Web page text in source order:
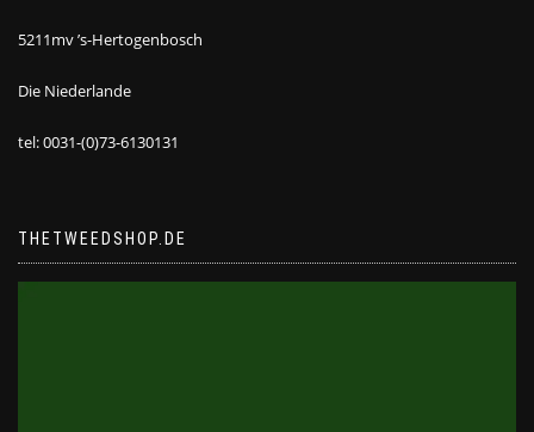
5211mv ’s-Hertogenbosch
Die Niederlande
tel: 0031-(0)73-6130131
THETWEEDSHOP.DE